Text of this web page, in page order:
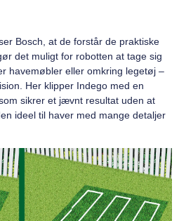
Bosch, at de forstår de praktiske
det muligt for robotten at tage sig
havemøbler eller omkring legetøj –
Her klipper Indego med en
sikrer et jævnt resultat uden at
ideel til haver med mange detaljer